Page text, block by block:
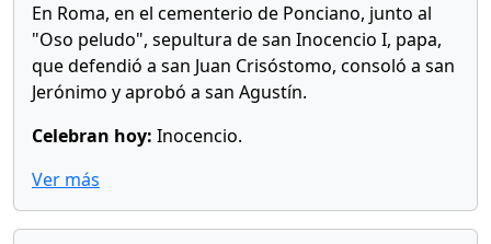
En Roma, en el cementerio de Ponciano, junto al
"Oso peludo", sepultura de san Inocencio I, papa,
que defendió a san Juan Crisóstomo, consoló a san
Jerónimo y aprobó a san Agustín.
Celebran hoy: Inocencio.
Ver más